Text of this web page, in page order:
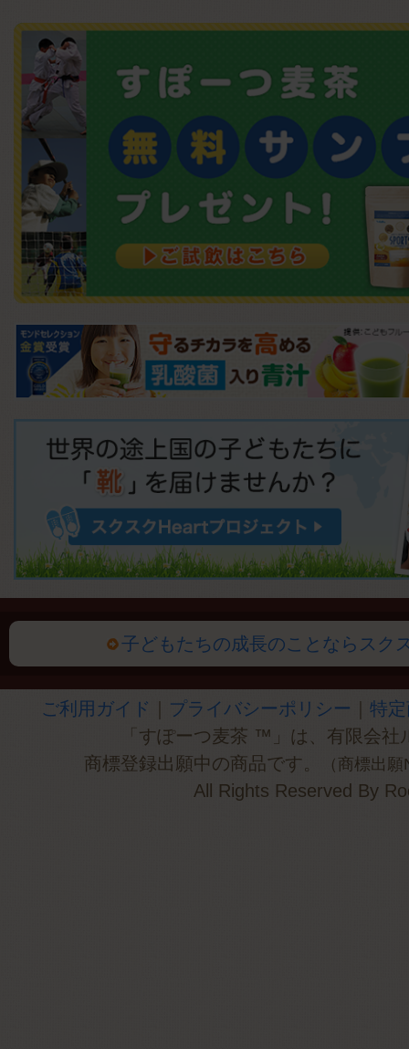
子どもたちの成長のことならスク
ご利用ガイド プライバシーポリシー
特
「すぽーつ麦茶 ™」は、有限会社
商標登録出願中の商品です。
（商標出
All Rights Reserved By